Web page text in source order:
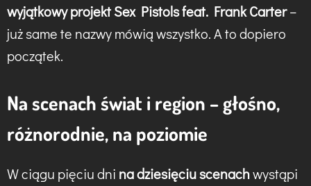
wyjątkowy projekt Sex Pistols feat. Frank Carter–
już same te nazwy mówią wszystko. A to dopiero
początek.
Na scenach świat i region – głośno,
różnorodnie, na poziomie
W ciągu pięciu dni na dziesięciu scenachwystąpi